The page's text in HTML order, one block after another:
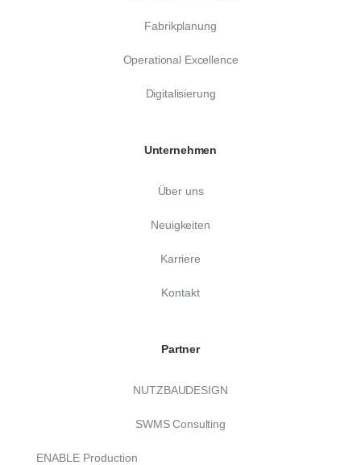
Fabrikplanung
Operational Excellence
Digitalisierung
Unternehmen
Über uns
Neuigkeiten
Karriere
Kontakt
Partner
NUTZBAUDESIGN
SWMS Consulting
ENABLE Production